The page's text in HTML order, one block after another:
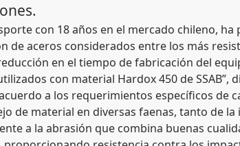
con 18 años en el mercado chileno,
aceros considerados entre los más
en el tiempo de fabricación del
con material Hardox 450 de
a los requerimientos específicos
de material en diversas faenas, tanto de
a la abrasión que combina buenas